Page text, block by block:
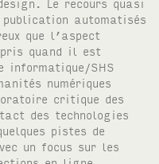
Le recours quasi
automatisés
que l’aspect
quand il est
informatique/SHS
numériques
critique des
des technologies
pistes de
un focus sur les